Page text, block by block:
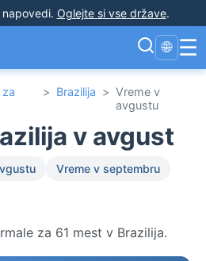
. Oglejte si vse države.
🌐 ☰
> Brazilija > Vreme v
avgustu
v avgust
Vreme v septembru
za 61 mest v Brazilija.